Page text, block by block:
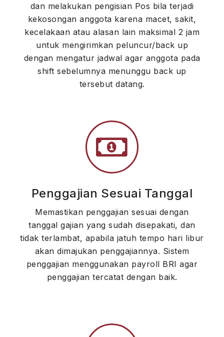
dan melakukan pengisian Pos bila terjadi
kekosongan anggota karena macet, sakit,
kecelakaan atau alasan lain maksimal 2 jam
untuk mengirimkan peluncur/back up
dengan mengatur jadwal agar anggota pada
shift sebelumnya menunggu back up
tersebut datang.
Penggajian Sesuai Tanggal
Memastikan penggajian sesuai dengan
tanggal gajian yang sudah disepakati, dan
tidak terlambat, apabila jatuh tempo hari libur
akan dimajukan penggajiannya. Sistem
penggajian menggunakan payroll BRI agar
penggajian tercatat dengan baik.